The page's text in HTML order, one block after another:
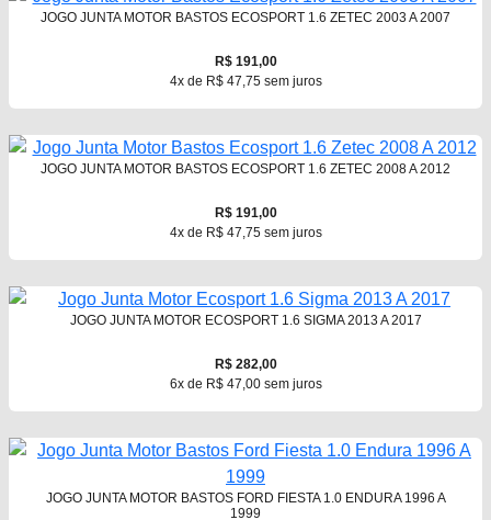
JOGO JUNTA MOTOR BASTOS ECOSPORT 1.6 ZETEC 2003 A 2007
R$ 191,00
4x de R$ 47,75 sem juros
JOGO JUNTA MOTOR BASTOS ECOSPORT 1.6 ZETEC 2008 A 2012
R$ 191,00
4x de R$ 47,75 sem juros
JOGO JUNTA MOTOR ECOSPORT 1.6 SIGMA 2013 A 2017
R$ 282,00
6x de R$ 47,00 sem juros
JOGO JUNTA MOTOR BASTOS FORD FIESTA 1.0 ENDURA 1996 A
1999